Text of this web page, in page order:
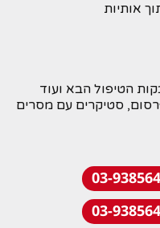
אותיות
הטיפול הבא ועוד
סטיקרים עם מסרים